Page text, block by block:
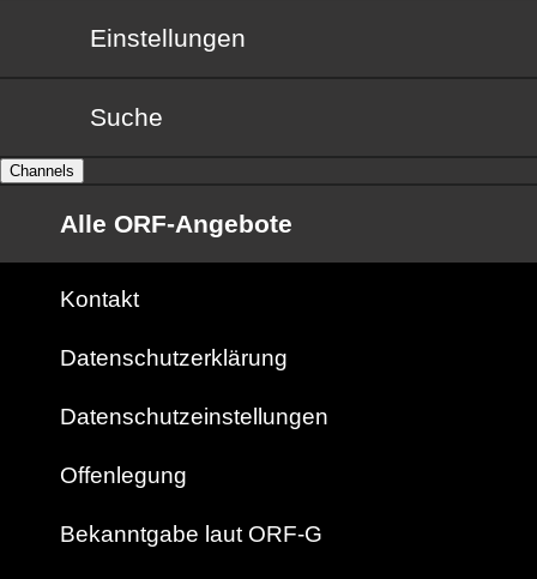
Einstellungen
Suche
Channels
Alle ORF-Angebote
Kontakt
Datenschutzerklärung
Datenschutzeinstellungen
Offenlegung
Bekanntgabe laut ORF-G